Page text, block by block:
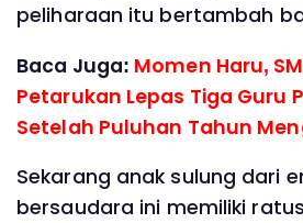
peliharaan itu bertambah
Baca Juga: Momen Haru,
Petarukan Lepas Tiga Guru
Setelah Puluhan Tahun
Sekarang anak sulung dari
bersaudara ini memiliki